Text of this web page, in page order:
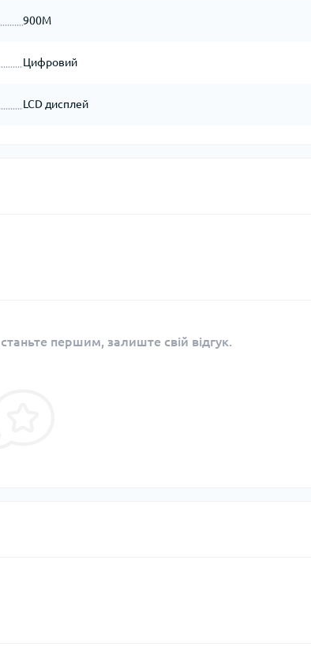
900M
Цифровий
LCD дисплей
першим, залиште свій відгук.